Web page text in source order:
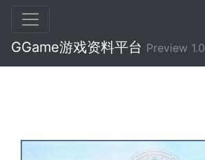
GGame游戏资料平台 Preview 1.0